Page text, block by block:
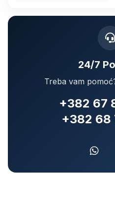
24/7
Treba vam
+382 67
+382 68